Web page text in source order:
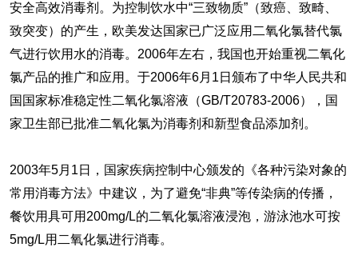
安全高效消毒剂。为控制饮水中“三致物质”（致癌、致畸、
致突变）的产生，欧美发达国家已广泛应用二氧化氯替代氯
气进行饮用水的消毒。2006年左右，我国也开始重视二氧化
氯产品的推广和应用。于2006年6月1日颁布了中华人民共和
国国家标准稳定性二氧化氯溶液（GB/T20783-2006），国
家卫生部已批准二氧化氯为消毒剂和新型食品添加剂。
2003年5月1日，国家疾病控制中心颁发的《各种污染对象的
常用消毒方法》中建议，为了避免“非典”等传染病的传播，
餐饮用具可用200mg/L的二氧化氯溶液浸泡，游泳池水可按
5mg/L用二氧化氯进行消毒。